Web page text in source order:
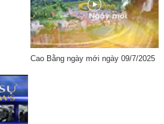
Cao Bằng ngày mới ngày 09/7/2025